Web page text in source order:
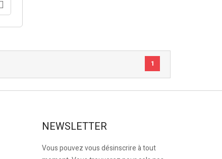
1
NEWSLETTER
Vous pouvez vous désinscrire à tout